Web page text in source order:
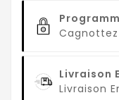
Livraison
Livraison